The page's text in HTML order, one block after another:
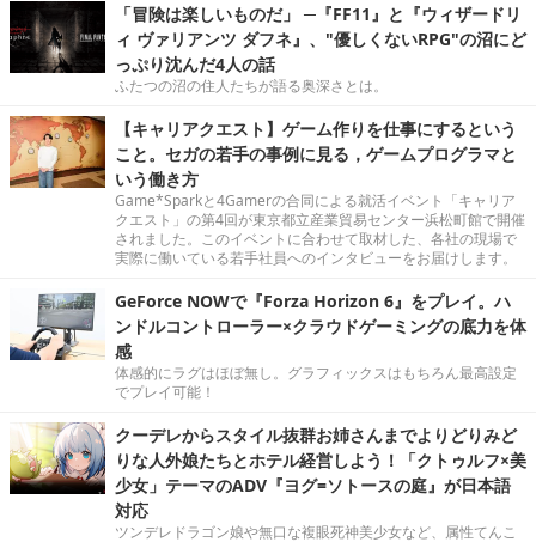
「冒険は楽しいものだ」 ─『FF11』と『ウィザードリ
ィ ヴァリアンツ ダフネ』、"優しくないRPG"の沼にど
っぷり沈んだ4人の話
ふたつの沼の住人たちが語る奥深さとは。
【キャリアクエスト】ゲーム作りを仕事にするという
こと。セガの若手の事例に見る，ゲームプログラマと
いう働き方
Game*Sparkと4Gamerの合同による就活イベント「キャリア
クエスト」の第4回が東京都立産業貿易センター浜松町館で開催
されました。このイベントに合わせて取材した、各社の現場で
実際に働いている若手社員へのインタビューをお届けします。
GeForce NOWで『Forza Horizon 6』をプレイ。ハ
ンドルコントローラー×クラウドゲーミングの底力を体
感
体感的にラグはほぼ無し。グラフィックスはもちろん最高設定
でプレイ可能！
クーデレからスタイル抜群お姉さんまでよりどりみど
りな人外娘たちとホテル経営しよう！「クトゥルフ×美
少女」テーマのADV『ヨグ=ソトースの庭』が日本語
対応
ツンデレドラゴン娘や無口な複眼死神美少女など、属性てんこ